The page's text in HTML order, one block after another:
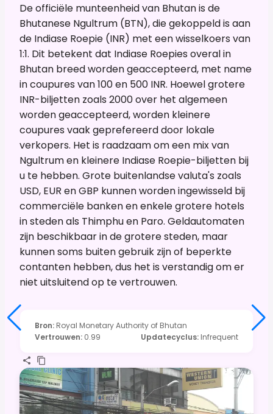
De officiële munteenheid van Bhutan is de
Bhutanese Ngultrum (BTN), die gekoppeld is aan
de Indiase Roepie (INR) met een wisselkoers van
1:1. Dit betekent dat Indiase Roepies overal in
Bhutan breed worden geaccepteerd, met name
in coupures van 100 en 500 INR. Hoewel grotere
INR-biljetten zoals 2000 over het algemeen
worden geaccepteerd, worden kleinere
coupures vaak geprefereerd door lokale
verkopers. Het is raadzaam om een mix van
Ngultrum en kleinere Indiase Roepie-biljetten bij
u te hebben. Grote buitenlandse valuta's zoals
USD, EUR en GBP kunnen worden ingewisseld bij
commerciële banken en enkele grotere hotels
in steden als Thimphu en Paro. Geldautomaten
zijn beschikbaar in de grotere steden, maar
kunnen soms buiten gebruik zijn of beperkte
contanten hebben, dus het is verstandig om er
niet uitsluitend op te vertrouwen.
Bron: Royal Monetary Authority of Bhutan
Vertrouwen: 0.99 Updatecyclus: Infrequent